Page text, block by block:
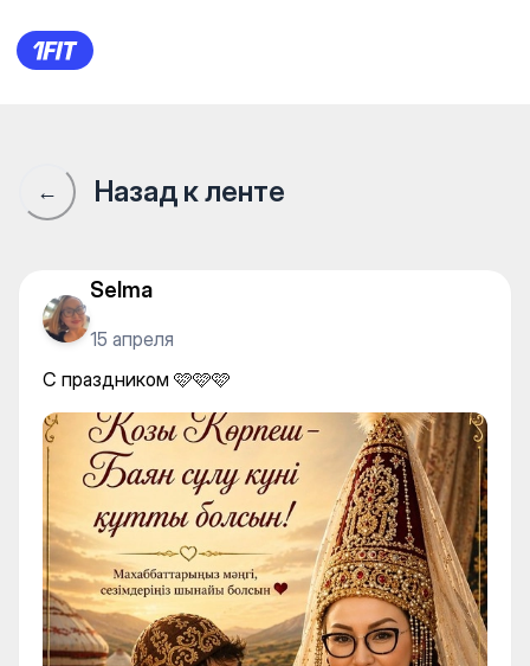
С праздником 🩷🩷🩷
← Назад к ленте
Selma
15 апреля
С праздником 🩷🩷🩷